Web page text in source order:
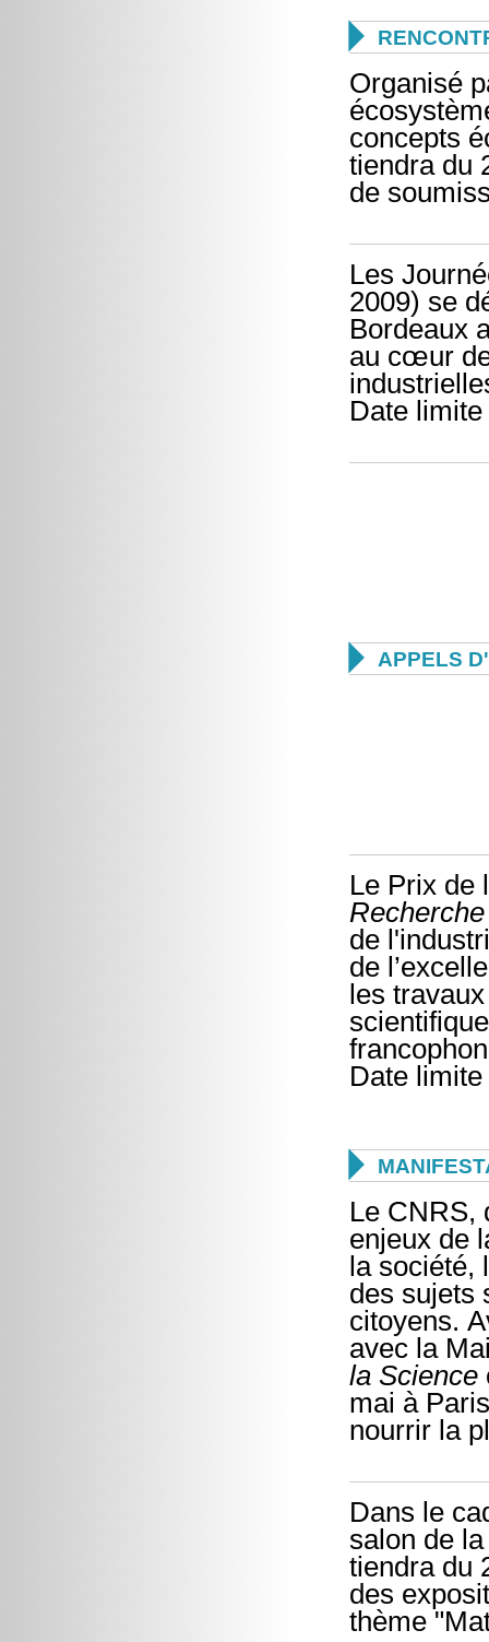

Organisé
concepts
tiendra du
de
Les
2009) se
Bordeaux
au cœur
Date
 APPELS
Le Prix de
de
de
les
Date

Le CNRS,
enjeux de
la société,
des sujets
citoyens.
avec la
la Science
mai à
nourrir la
Dans le
salon de
tiendra du
des
thème